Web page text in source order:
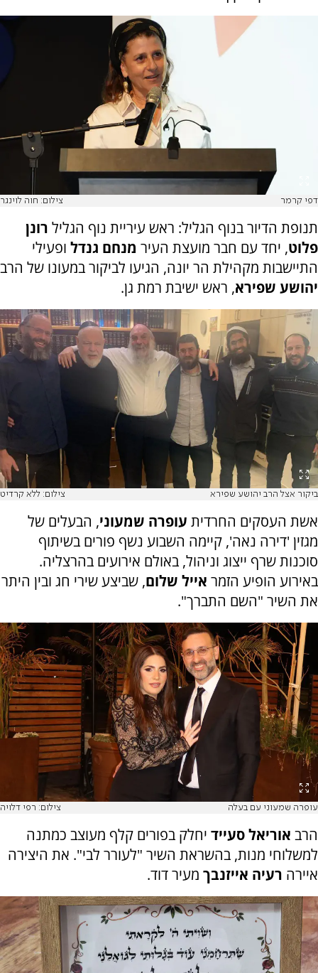
דפי קרמר צילום: חוה לוינגר
תנופת הדיור בנוף הגליל: ראש עיריית נוף הגליל רונן
פלוט, יחד עם חבר מועצת העיר מנחם גנדל ופעילי
התיישבות מקהילת הר יונה, הגיעו לביקור במעונו של הרב
יהושע שפירא, ראש ישיבת רמת גן.
ביקור אצל הרב יהושע שפירא צילום: ללא קרדיט
אשת העסקים החרדית עופרה שמעוני, הבעלים של
מגזין 'דירה נאה', קיימה השבוע נשף פורים בשיתוף
סוכנות שרף ייצוג וניהול, באולם אירועים בהרצליה.
באירוע הופיע הזמר אייל שלום, שביצע שירי חג ובין היתר
את השיר "השם התברך".
עופרה שמעוני עם בעלה צילום: רפי דלויה
הרב אוריאל סעייד יחלק בפורים קלף מעוצב כמתנה
למשלוחי מנות, בהשראת השיר "לעורר לבי". את היצירה
איירה רעיה אייזנבך מעיר דוד.